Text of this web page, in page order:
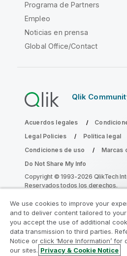
Programa de Partners
Empleo
Noticias en prensa
Global Office/Contact
Qlik
Acuerdos legales
Legal Policies
Política legal
Condiciones de uso
Marcas
Do Not Share My Info
Copyright © 1993-2026 QlikTech
Reservados todos los derechos.
Únase al Programa de
la analítica
We use cookies to improve your
and to deliver content tailored to your
you accept the use of additional
data transmission to third parties.
Notice or click ‘More Information’
our sites. Privacy & Cookie Notice